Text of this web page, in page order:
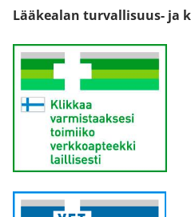
Lääkealan turvallisuus- ja